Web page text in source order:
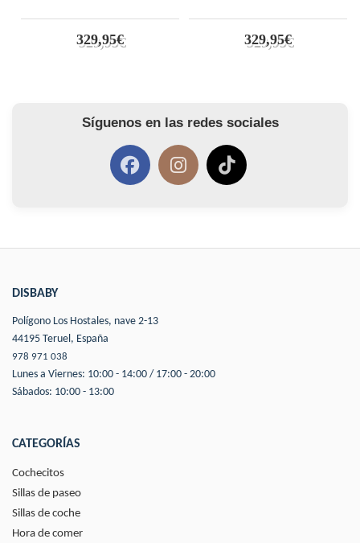
329,95€ 329,95€
Síguenos en las redes sociales
DISBABY
Polígono Los Hostales, nave 2-13
44195 Teruel, España
978 971 038
Lunes a Viernes: 10:00 - 14:00 / 17:00 - 20:00
Sábados: 10:00 - 13:00
CATEGORÍAS
Cochecitos
Sillas de paseo
Sillas de coche
Hora de comer